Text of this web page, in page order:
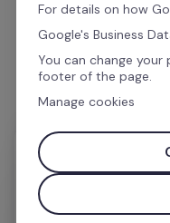
formulario para
información sobre
For details on how
Google's Business
You can change
footer of the page.
Manage cookies